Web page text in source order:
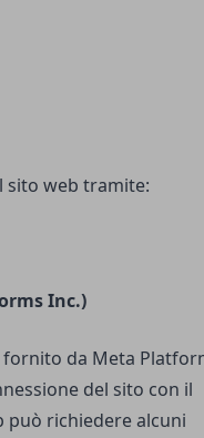
sito web tramite:
Inc.)
fornito da Meta
del sito con il
può richiedere alcuni